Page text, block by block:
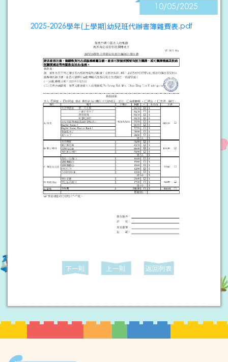
10/05/2025
2025-2026學年(上學期)幼兒班代辦書簿雜費表.pdf
下一則 上一則 返回列表